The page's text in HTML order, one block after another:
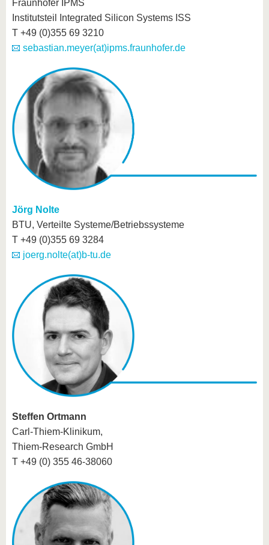
Fraunhofer IPMS
Institutsteil Integrated Silicon Systems ISS
T +49 (0)355 69 3210
sebastian.meyer(at)ipms.fraunhofer.de
Jörg Nolte
BTU, Verteilte Systeme/Betriebssysteme
T +49 (0)355 69 3284
joerg.nolte(at)b-tu.de
Steffen Ortmann
Carl-Thiem-Klinikum,
Thiem-Research GmbH
T +49 (0) 355 46-38060